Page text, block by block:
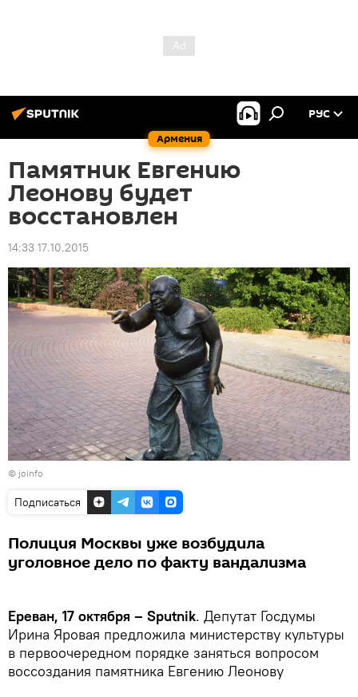
Армения
РУС
Памятник Евгению
Леонову будет
восстановлен
14:33 17.10.2015
© joinfo
Подписаться
Полиция Москвы уже возбудила
уголовное дело по факту вандализма
Ереван, 17 октября – Sputnik. Депутат Госдумы
Ирина Яровая предложила министерству культуры
в первоочередном порядке заняться вопросом
воссоздания памятника Евгению Леонову